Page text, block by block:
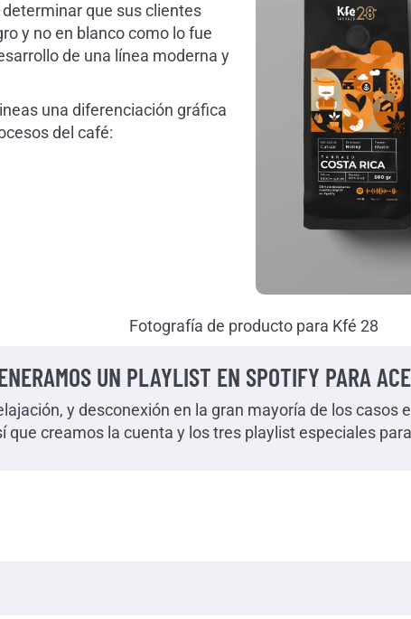
que sus clientes
y no en blanco como lo fue
de una línea moderna y
una diferenciación gráfica
del café:
UN PLAYLIST EN SPOTIFY PARA
y desconexión en la gran mayoría de los
que creamos la cuenta y los tres playlist especiales